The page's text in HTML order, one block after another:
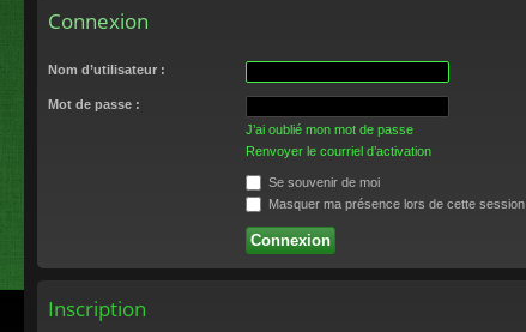
Connexion
Nom d’utilisateur :
Mot de passe :
J’ai oublié mon mot de passe
Renvoyer le courriel d’activation
Se souvenir de moi
Masquer ma présence lors de cette session
Inscription